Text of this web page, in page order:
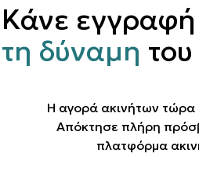
Κάνε εγγραφή
τη δύναμη
Η αγορά ακινήτων τώρα
Απόκτησε πλήρη
πλατφόρμα